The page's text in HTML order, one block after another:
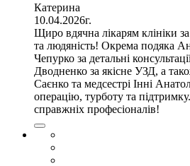
Катерина
10.04.2026г.
Щиро вдячна лікарям клініки
та людяність! Окрема подяка
Чепурко за детальні
Дводненко за якісне УЗД, а
Саєнко та медсестрі Інні
операцію, турботу та
справжніх професіоналів!